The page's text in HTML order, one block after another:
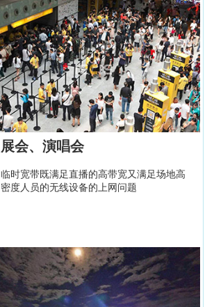
展会、演唱会
临时宽带既满足直播的高带宽又满足场地高
密度人员的无线设备的上网问题